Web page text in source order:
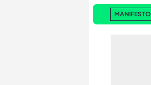
MANIFESTO